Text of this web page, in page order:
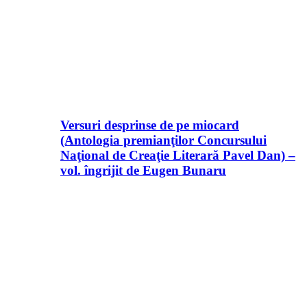
Versuri desprinse de pe miocard
(Antologia premianţilor Concursului
Naţional de Creaţie Literară Pavel Dan) –
vol. îngrijit de Eugen Bunaru